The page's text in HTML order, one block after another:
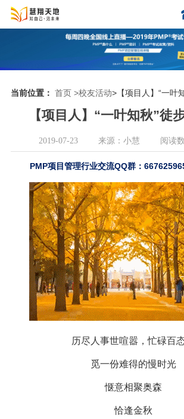
当前位置： 首页 >校友活动>【项目人】“一叶
【项目人】“一叶知秋”徒
2019-07-23 来源：小慧 阅读
PMP项目管理行业交流QQ群：
历尽人事世喧嚣，忙碌百态
觅一份难得的慢时光
惬意相聚奥森
恰逢金秋